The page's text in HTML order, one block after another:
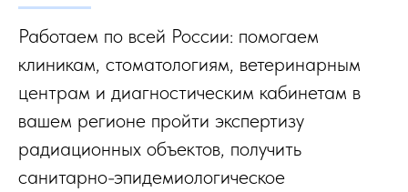
Работаем по всей России: помогаем
клиникам, стоматологиям, ветеринарным
центрам и диагностическим кабинетам в
вашем регионе пройти экспертизу
радиационных объектов, получить
санитарно-эпидемиологическое